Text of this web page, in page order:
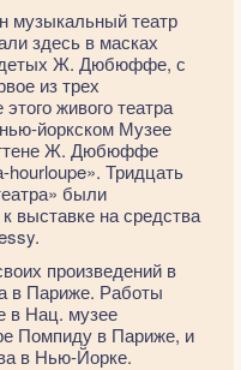
музыкальный театр
здесь в масках
Ж. Дюбюффе, с
из трех
живого театра
йоркском Музее
Ж. Дюбюффе
hourloupe». Тридцать
были
выставке на средства
произведений в
в Париже. Работы
в Нац. музее
Помпиду в Париже, и
в Нью-Йорке.